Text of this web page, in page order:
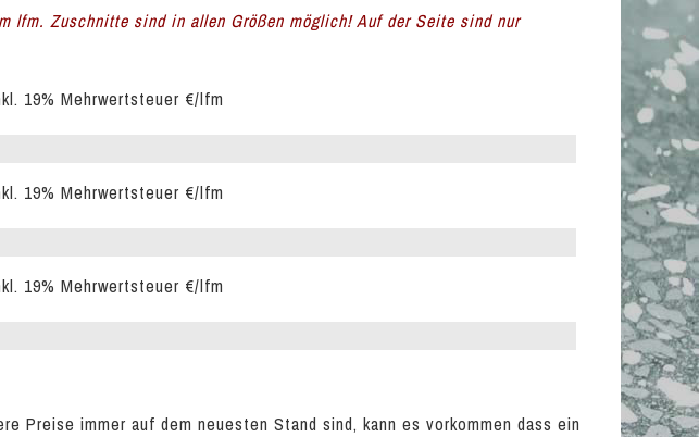
lfm. Zuschnitte sind in allen Größen möglich! Auf der Seite sind nur
19% Mehrwertsteuer €/lfm
19% Mehrwertsteuer €/lfm
19% Mehrwertsteuer €/lfm
Preise immer auf dem neuesten Stand sind, kann es vorkommen dass ein